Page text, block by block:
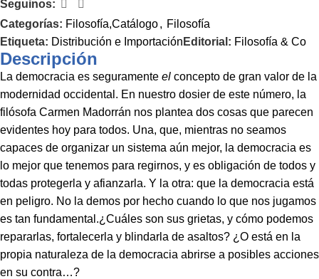
Seguinos:
Categorías: Filosofía,Catálogo, Filosofía
Etiqueta: Distribución e Importación Editorial: Filosofía & Co
Descripción
La democracia es seguramente el concepto de gran valor de la
modernidad occidental. En nuestro dosier de este número, la
filósofa Carmen Madorrán nos plantea dos cosas que parecen
evidentes hoy para todos. Una, que, mientras no seamos
capaces de organizar un sistema aún mejor, la democracia es
lo mejor que tenemos para regirnos, y es obligación de todos y
todas protegerla y afianzarla. Y la otra: que la democracia está
en peligro. No la demos por hecho cuando lo que nos jugamos
es tan fundamental.¿Cuáles son sus grietas, y cómo podemos
repararlas, fortalecerla y blindarla de asaltos? ¿O está en la
propia naturaleza de la democracia abrirse a posibles acciones
en su contra…?